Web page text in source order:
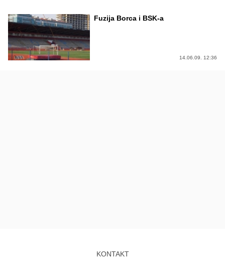
Fuzija Borca i BSK-a
14.06.09. 12:36
KONTAKT